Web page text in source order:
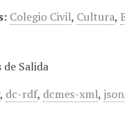
Colegio Civil, Cultura,
Salida
, dc-rdf, dcmes-xml,json